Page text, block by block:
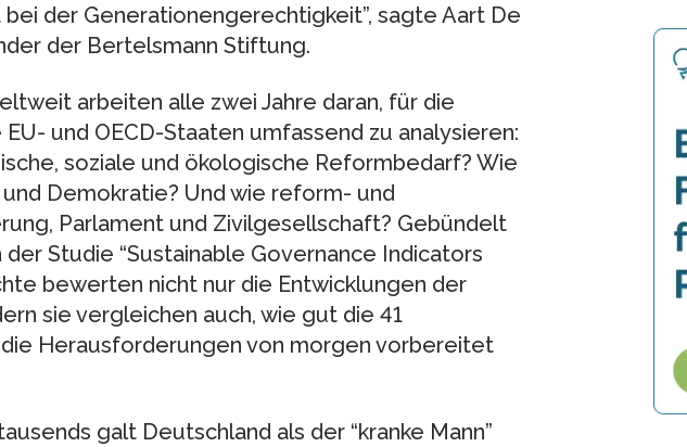
der Generationengerechtigkeit”, sagte Aart De
der Bertelsmann Stiftung.
arbeiten alle zwei Jahre daran, für die
und OECD-Staaten umfassend zu analysieren:
soziale und ökologische Reformbedarf? Wie
Demokratie? Und wie reform- und
Parlament und Zivilgesellschaft? Gebündelt
Studie “Sustainable Governance Indicators
bewerten nicht nur die Entwicklungen der
sie vergleichen auch, wie gut die 41
Herausforderungen von morgen vorbereitet
galt Deutschland als der “kranke Mann”